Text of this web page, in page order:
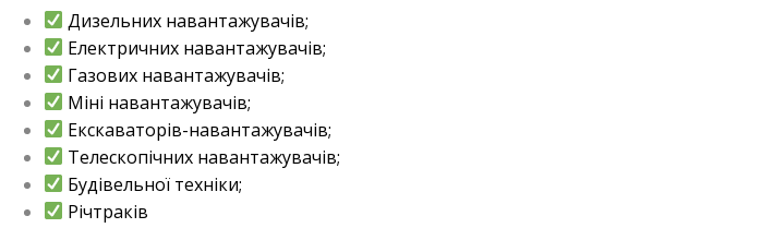
Дизельних навантажувачів;
Електричних навантажувачів;
Газових навантажувачів;
Міні навантажувачів;
Екскаваторів-навантажувачів;
Телескопічних навантажувачів;
Будівельної техніки;
Річтраків